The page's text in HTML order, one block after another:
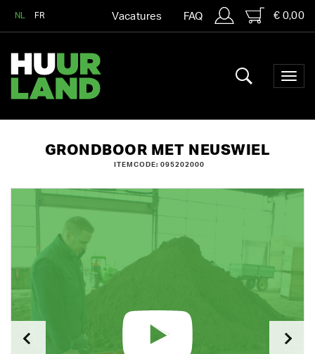
NL FR Vacatures FAQ € 0,00
GRONDBOOR MET NEUSWIEL
ITEMCODE: 095202000